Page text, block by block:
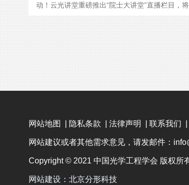
动！云光讲堂重磅推出“院士大讲堂”直播栏目，将
网站地图 隐私条款 法律声明 联系我们
网站建议或者其他需求意见，请发邮件：
Copyright © 2021 中国光学工程学会 版权所
网站建设 ： 北京分形科技